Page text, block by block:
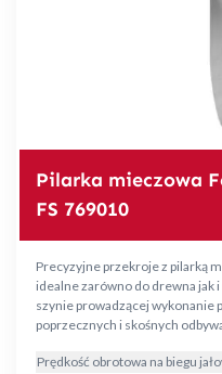
Pilarka mieczowa
FS 769010
Precyzyjne przekroje z pilarką
idealne zarówno do drewna jak
szynie prowadzącej wykonanie
poprzecznych i skośnych
Prędkość obrotowa na biegu